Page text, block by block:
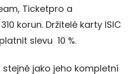
Ticketpro a
korun. Držitelé karty ISIC
slevu 10 %.
jako jeho kompletní